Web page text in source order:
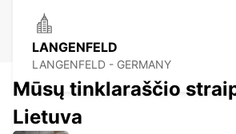
LANGENFELD
LANGENFELD - GERMANY
Mūsų tinklaraščio
Lietuva